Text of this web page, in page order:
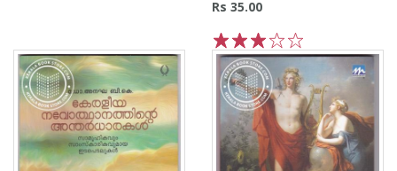
Rs 35.00
5
4
3
2
1